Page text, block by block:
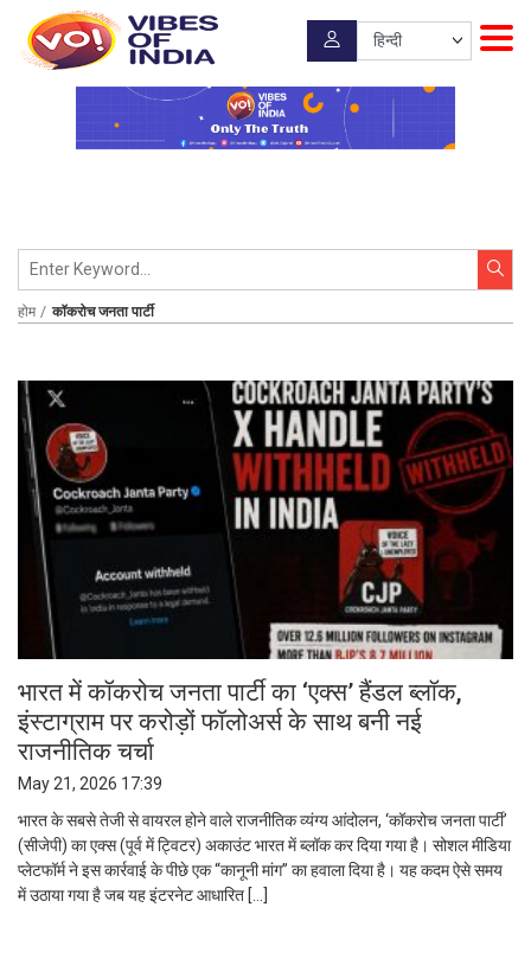
होम कॉकरोच जनता पार्टी
भारत में कॉकरोच जनता पार्टी का ‘एक्स’ हैंडल ब्लॉक,
इंस्टाग्राम पर करोड़ों फॉलोअर्स के साथ बनी नई
राजनीतिक चर्चा
May 21, 2026 17:39
भारत के सबसे तेजी से वायरल होने वाले राजनीतिक व्यंग्य आंदोलन, ‘कॉकरोच जनता पार्टी’
(सीजेपी) का एक्स (पूर्व में ट्विटर) अकाउंट भारत में ब्लॉक कर दिया गया है। सोशल मीडिया
प्लेटफॉर्म ने इस कार्रवाई के पीछे एक “कानूनी मांग” का हवाला दिया है। यह कदम ऐसे समय
में उठाया गया है जब यह इंटरनेट आधारित […]